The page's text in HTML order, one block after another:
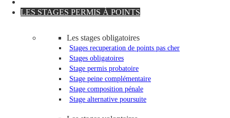
LES STAGES PERMIS À POINTS
Les stages obligatoires
Stages recuperation de points pas cher
Stages obligatoires
Stage permis probatoire
Stage peine complémentaire
Stage composition pénale
Stage alternative poursuite